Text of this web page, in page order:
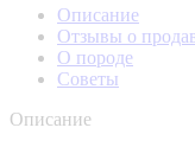
Описание
Отзывы о
О породе
Советы
Описание